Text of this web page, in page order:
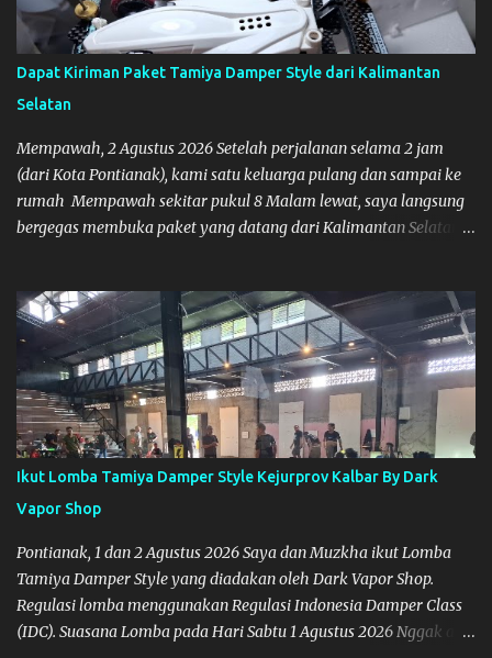
Dapat Kiriman Paket Tamiya Damper Style dari Kalimantan
Selatan
Mempawah, 2 Agustus 2026 Setelah perjalanan selama 2 jam
(dari Kota Pontianak), kami satu keluarga pulang dan sampai ke
rumah Mempawah sekitar pukul 8 Malam lewat, saya langsung
bergegas membuka paket yang datang dari Kalimantan Selatan.
Ikut Lomba Tamiya Damper Style Kejurprov Kalbar By Dark
Vapor Shop
Pontianak, 1 dan 2 Agustus 2026 Saya dan Muzkha ikut Lomba
Tamiya Damper Style yang diadakan oleh Dark Vapor Shop.
Regulasi lomba menggunakan Regulasi Indonesia Damper Class
(IDC). Suasana Lomba pada Hari Sabtu 1 Agustus 2026 Nggak ada